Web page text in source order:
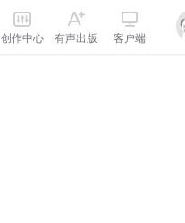
创作中心 有声出版 客户端